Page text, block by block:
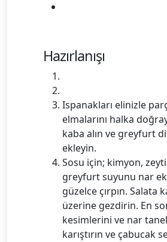
Hazırlanışı
Ispanakları elinizle
elmalarını halka
kaba alın ve greyfurt
ekleyin.
Sosu için; kimyon,
greyfurt suyunu nar
güzelce çırpın. Salata
üzerine gezdirin. En
kesimlerini ve nar
karıştırın ve çabucak